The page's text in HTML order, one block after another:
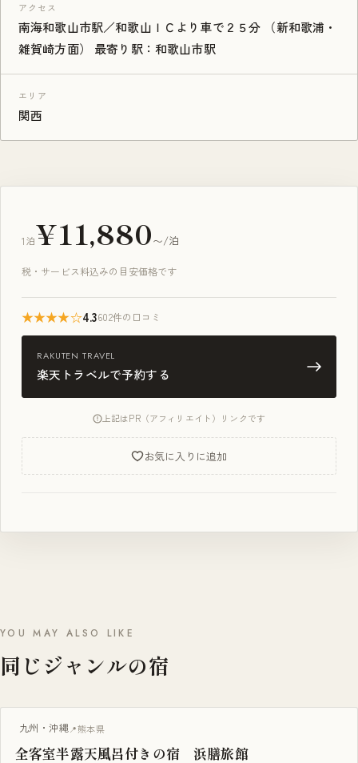
アクセス
南海和歌山市駅／和歌山ＩＣより車で２５分 （新和歌浦・
雑賀崎方面） 最寄り駅：和歌山市駅
エリア
関西
1泊¥11,880〜/泊
税・サービス料込みの目安価格です
★★★★☆4.3602件の口コミ
RAKUTEN TRAVEL
楽天トラベルで予約する
上記はPR（アフィリエイト）リンクです
お気に入りに追加
YOU MAY ALSO LIKE
同じジャンルの宿
温泉旅館
九州・沖縄 熊本県
全客室半露天風呂付きの宿 浜膳旅館